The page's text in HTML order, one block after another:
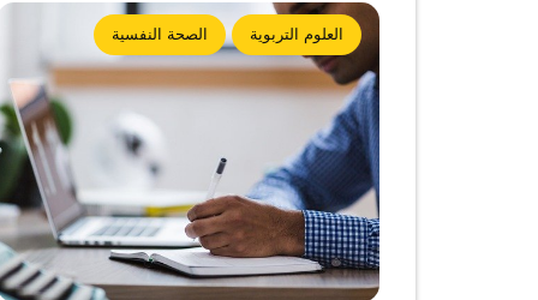
العلوم التربوية الصحة النفسية